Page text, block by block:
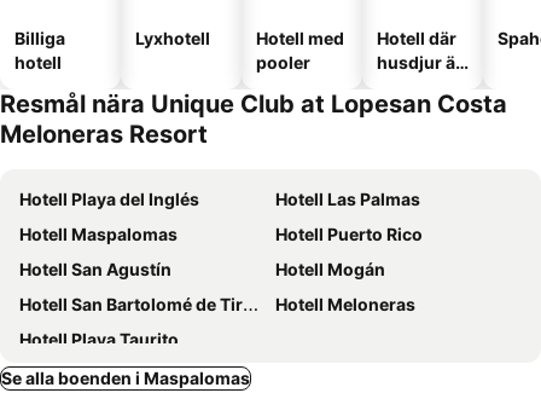
Billiga
hotell
Lyxhotell
Hotell med
pooler
Hotell där
husdjur är
Resmål nära Unique Club at Lopesan Costa
Meloneras Resort
Hotell Playa del Inglés
Hotell Las Palmas
Hotell Maspalomas
Hotell Puerto Rico
Hotell San Agustín
Hotell Mogán
Hotell San Bartolomé de Tirajana
Hotell Meloneras
Hotell Playa Taurito
Se alla boenden i Maspalomas